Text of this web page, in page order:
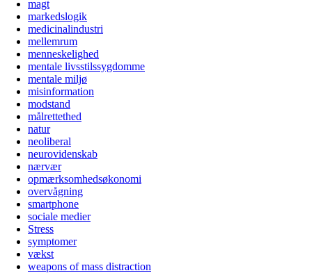
magt
markedslogik
medicinalindustri
mellemrum
menneskelighed
mentale livsstilssygdomme
mentale miljø
misinformation
modstand
målrettethed
natur
neoliberal
neurovidenskab
nærvær
opmærksomhedsøkonomi
overvågning
smartphone
sociale medier
Stress
symptomer
vækst
weapons of mass distraction